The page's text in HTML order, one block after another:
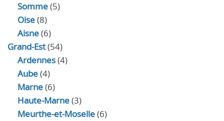
Somme(5)
Oise(8)
Aisne(6)
Grand-Est(54)
Ardennes(4)
Aube(4)
Marne(6)
Haute-Marne(3)
Meurthe-et-Moselle(6)